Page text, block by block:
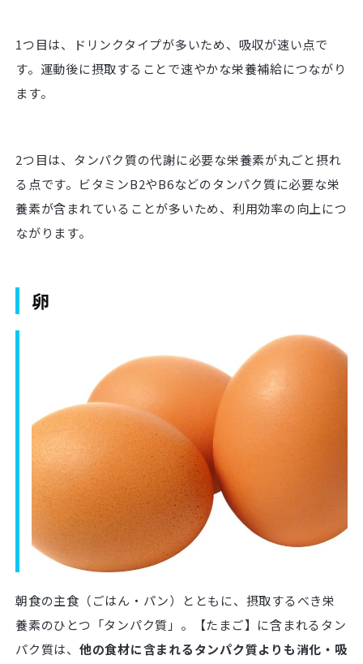
1つ目は、ドリンクタイプが多いため、吸収が速い点で
す。運動後に摂取することで速やかな栄養補給につながり
ます。
2つ目は、タンパク質の代謝に必要な栄養素が丸ごと摂れ
る点です。ビタミンB2やB6などのタンパク質に必要な栄
養素が含まれていることが多いため、利用効率の向上につ
ながります。
卵
朝食の主食（ごはん・パン）とともに、摂取するべき栄
養素のひとつ「タンパク質」。【たまご】に含まれるタン
パク質は、 他の食材に含まれるタンパク質よりも消化・吸